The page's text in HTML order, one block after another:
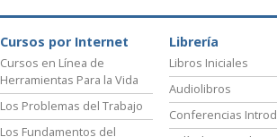
Cursos por Internet
Cursos en Línea de
Herramientas Para la Vida
Los Problemas del Trabajo
Los Fundamentos del
Librería
Libros Iniciales
Audiolibros
Conferencias